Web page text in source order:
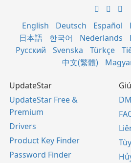
English Deutsch Español
日本語
한국어 Nederlands
Русский
Svenska Türkçe
中文(繁體)
UpdateStar
UpdateStar Free &
Premium
Drivers
Product Key Finder
Password Finder